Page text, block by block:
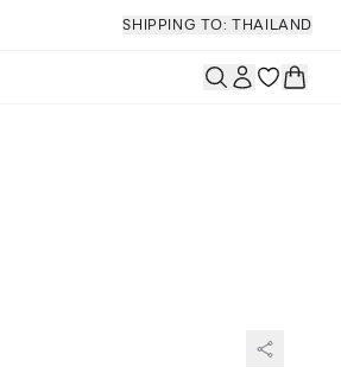
SHIPPING TO: THAILAND